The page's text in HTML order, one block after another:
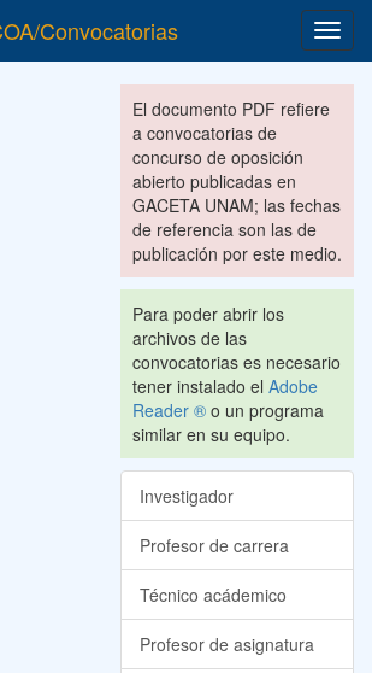
Convocatorias
El documento PDF refiere
a convocatorias de
concurso de oposición
abierto publicadas en
GACETA UNAM; las fechas
de referencia son las de
publicación por este medio.
Para poder abrir los
archivos de las
convocatorias es necesario
tener instalado el Adobe
Reader ® o un programa
similar en su equipo.
Investigador
Profesor de carrera
Técnico acádemico
Profesor de asignatura